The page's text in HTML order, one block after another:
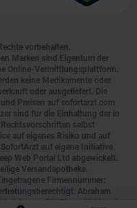
vorbehalten.
Marken sind Eigentum der
Online-Vermittlungsplattform.
keine Medikamente oder
oder ausgeliefert. Die
Preisen auf sofortarzt.com
sind für die Einhaltung der in
selbst
auf eigenes Risiko und auf
auf eigene Initiative.
Web Portal Ltd abgewickelt.
Versandapotheke.
Firmennummer:
Abraham
5th Floor, 40 Mespil